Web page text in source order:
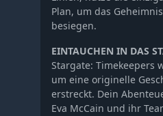
Plan, um das
besiegen.
EINTAUCHEN IN DAS
Stargate: Timekeepers
um eine originelle
erstreckt. Dein
Eva McCain und ihr